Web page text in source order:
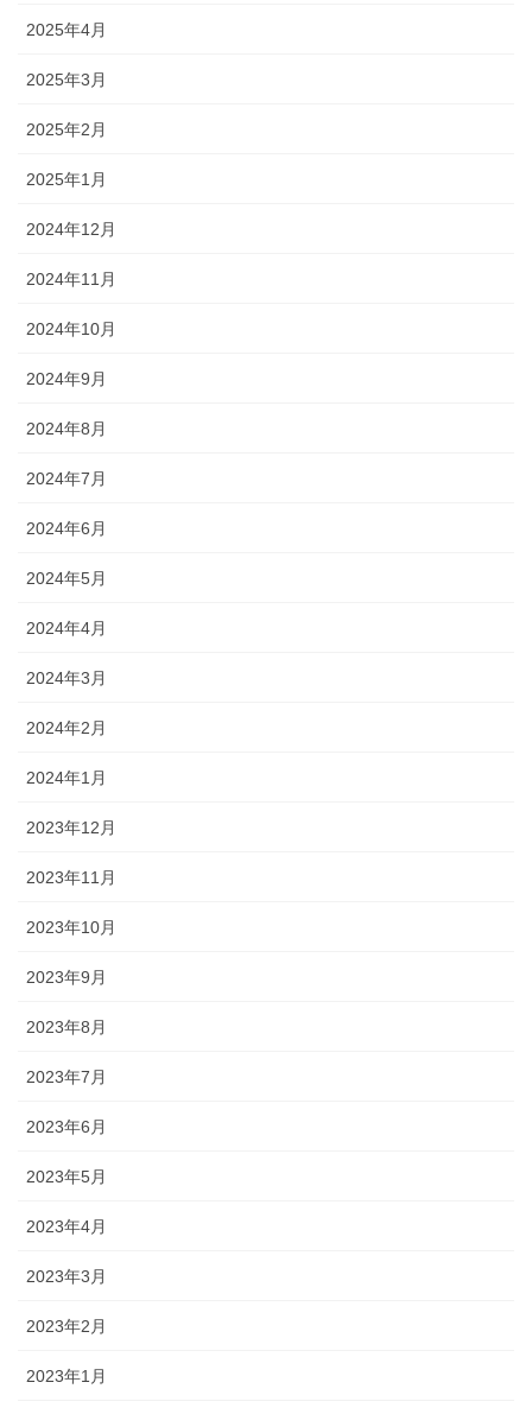
2025年4月
2025年3月
2025年2月
2025年1月
2024年12月
2024年11月
2024年10月
2024年9月
2024年8月
2024年7月
2024年6月
2024年5月
2024年4月
2024年3月
2024年2月
2024年1月
2023年12月
2023年11月
2023年10月
2023年9月
2023年8月
2023年7月
2023年6月
2023年5月
2023年4月
2023年3月
2023年2月
2023年1月